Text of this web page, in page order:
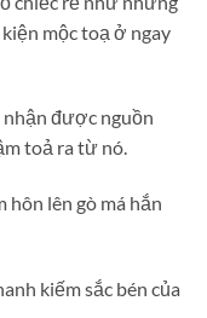
mộc toạ ở ngay
nhận được nguồn
toả ra từ nó.
hôn lên gò má hắn
kiếm sắc bén của